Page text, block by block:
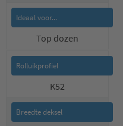
Top dozen
K52